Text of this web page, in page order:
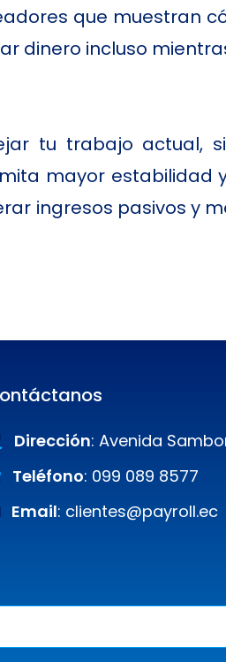
que muestran
dinero incluso
tu trabajo actual,
mayor estabilidad
ingresos pasivos y
Dirección: Avenida
Teléfono: 099 089 8577
Email: clientes@payroll.ec